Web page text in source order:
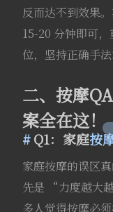
反而达不到效果
15-20 分钟即可
位，坚持正确手法
二、按摩
案全在这！
Q1：家庭按
家庭按摩的误区
先是 “力度越大
多人觉得按摩必